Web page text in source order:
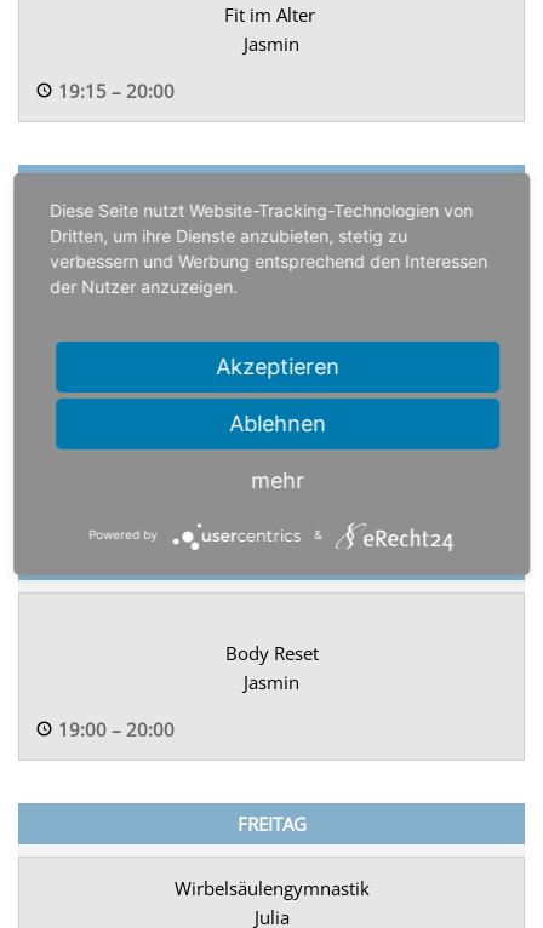
Fit im Alter
Jasmin
19:15 – 20:00
Wirbelsäulengymnastik
Jasmin
Diabetes II
Jasmin
Body Reset
Jasmin
19:00 – 20:00
Wirbelsäulengymnastik
Julia
Diese Seite nutzt Website-Tracking-Technologien von
Dritten, um ihre Dienste anzubieten, stetig zu
verbessern und Werbung entsprechend den Interessen
der Nutzer anzuzeigen.
Akzeptieren
Ablehnen
mehr
Powered by &